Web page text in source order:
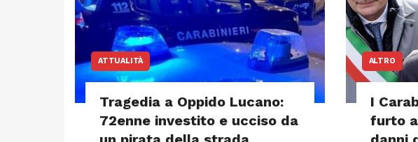
ATTUALITÀ
Tragedia a Oppido Lucano:
72enne investito e ucciso da
ALTRO
I
furto